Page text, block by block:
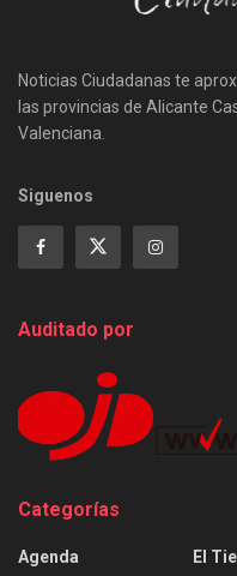
Noticias Ciudadanas te
las provincias de Alicante
Valenciana.
Siguenos
Auditado por
Categorías
Agenda
El